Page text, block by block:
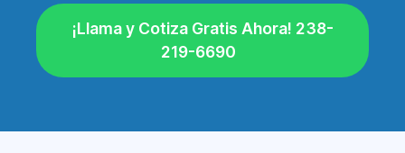
¡Llama y Cotiza Gratis Ahora! 238-
219-6690